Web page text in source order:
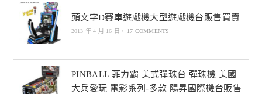
頭文字D賽車遊戲機大型遊戲機台販售買賣
2013 年 4 月 16 日 / 17 COMMENTS
PINBALL 菲力霸 美式彈珠台 彈珠機 美國
大兵愛玩 電影系列-多款 陽昇國際機台販售